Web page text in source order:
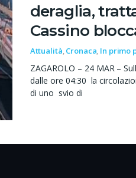
deraglia,
Cassino
Attualità,Cronaca, In primo
ZAGAROLO – 24 MAR –
dalle ore 04:30 la
di uno svio di